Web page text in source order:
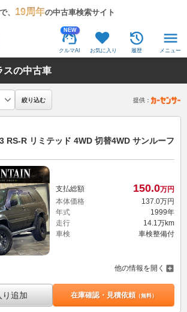
、 19周年の中古車検索サイト
NEW
クルマAI お気に入り 履歴 メニュー
スの中古車
絞り込む 提供：
RS-R リミテッド 4WD 切替4WD サンルーフ
支払総額 150.0万円
本体価格
137. 0万円
年式
1999年
走行
14.1万km
車検
車検整備付
他の情報を開く
り追加 在庫確認・見積依頼（無料）